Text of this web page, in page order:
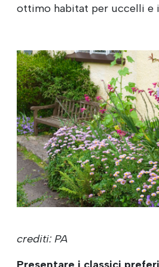
ottimo habitat per uccelli e
crediti: PA